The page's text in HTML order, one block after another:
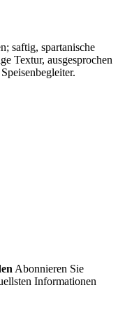
saftig, spartanische
Textur, ausgesprochen
Abonnieren Sie
Informationen